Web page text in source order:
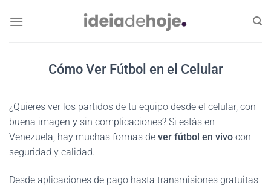
Cómo Ver Fútbol en el Celular
¿Quieres ver los partidos de tu equipo desde el celular, con
buena imagen y sin complicaciones? Si estás en
Venezuela, hay muchas formas de ver fútbol en vivo con
seguridad y calidad.
Desde aplicaciones de pago hasta transmisiones gratuitas